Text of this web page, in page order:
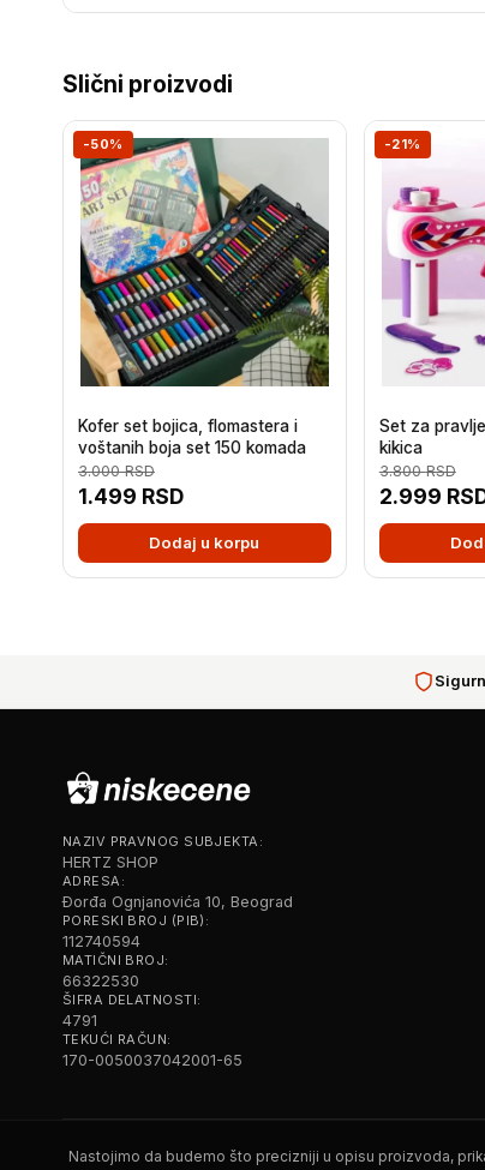
Slični proizvodi
-50%
Kofer set bojica, flomastera i
voštanih boja set 150 komada
1.499 RSD
3.000RSD
Dodaj u korpu
-21%
Set za
kikica
2.999
3.800RSD
NAZIV PRAVNOG SUBJEKTA:
HERTZ SHOP
ADRESA:
Đorđa Ognjanovića 10, Beograd
PORESKI BROJ (PIB):
112740594
MATIČNI BROJ:
66322530
ŠIFRA DELATNOSTI:
4791
TEKUĆI RAČUN:
170-0050037042001-65
Nastojimo da budemo što precizniji u opisu proizvoda,